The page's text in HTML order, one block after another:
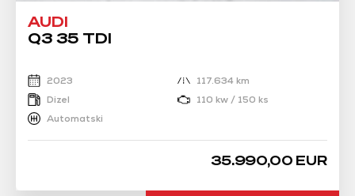
AUDI
Q3 35 TDI
2023
117.634 km
Dizel
110 kw / 150 ks
Automatski
35.990,00 EUR